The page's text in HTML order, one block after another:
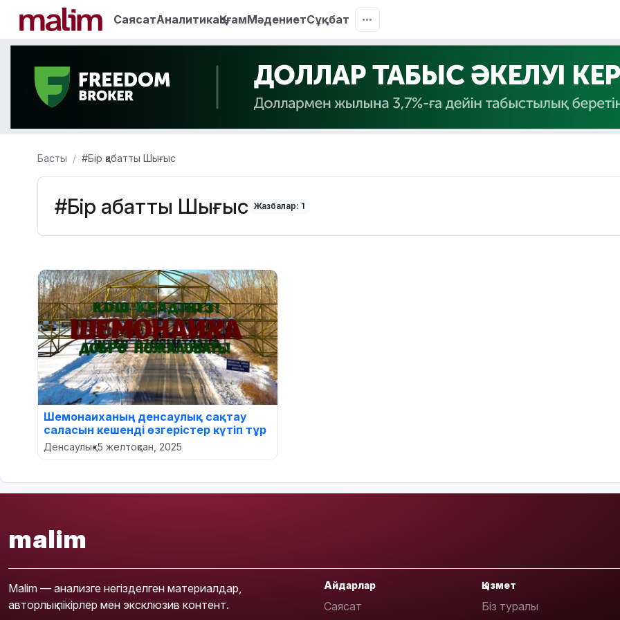
СаясатАналитикаҚоғамМәдениетСұқбат
Басты #Бір қабатты Шығыс
#Бір қабатты Шығыс Жазбалар: 1
Шемонаиханың денсаулық сақтау
саласын кешенді өзгерістер күтіп тұр
Денсаулық•5 желтоқсан, 2025
malim
Malim — анализге негізделген материалдар,
авторлық пікірлер мен эксклюзив контент.
Айдарлар
Саясат
Қызмет
Біз туралы